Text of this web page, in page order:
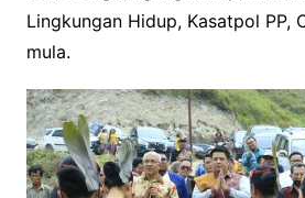
Lingkungan Hidup, Kasatpol PP,
mula.